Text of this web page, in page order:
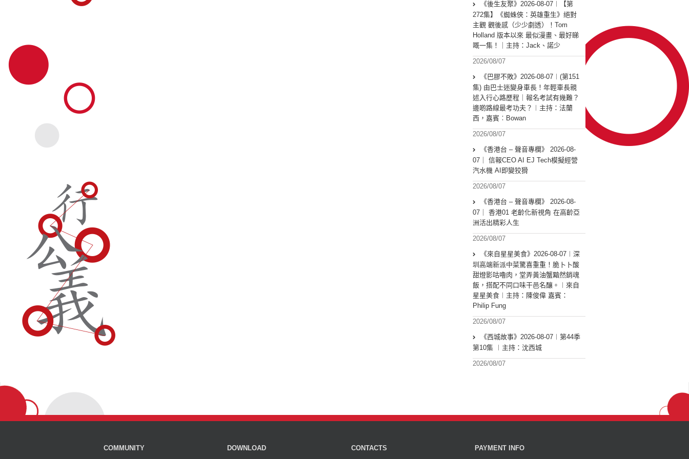
《後生友聚》2026-08-07︱【第
272集】《蜘蛛俠：英雄重生》絕對
主觀 觀後感（少少劇透）！Tom
Holland 版本以來 最似漫畫、最好睇
嘅一集！｜主持：Jack、諾少
2026/08/07
《巴膠不敗》2026-08-07︱(第151
集) 由巴士迷變身車長！年輕車長親
述入行心路歷程｜報名考試有幾難？
邊啲路線最考功夫？︱主持：法蘭
西，嘉賓︰Bowan
2026/08/07
《香港台 – 聲音專欄》 2026-08-
07｜ 信報CEO AI EJ Tech模擬經營
汽水機 AI即變狡猾
2026/08/07
《香港台 – 聲音專欄》 2026-08-
07｜ 香港01 老齡化新視角 在高齡亞
洲活出精彩人生
2026/08/07
《來自星星美食》2026-08-07︱深
圳高端新派中菜驚喜重重！脆卜卜酸
甜燈影咕嚕肉，堂弄黃油蟹黯然銷魂
飯，搭配不同口味干邑名釀。︱來自
星星美食︱主持：陳俊偉 嘉賓：
Philip Fung
2026/08/07
《西城故事》2026-08-07︱第44季
第10集 ︱主持：沈西城
2026/08/07
COMMUNITY DOWNLOAD CONTACTS PAYMENT INFO